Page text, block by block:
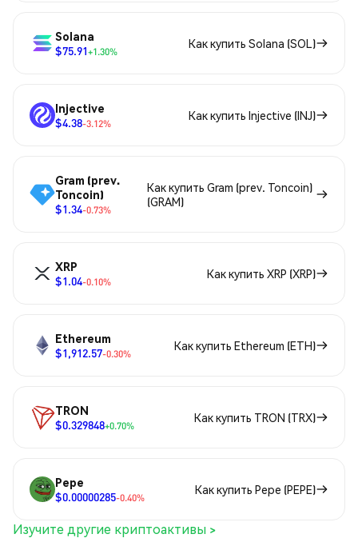
Solana
$75.91+1.30%
Как купить Solana (SOL)
Injective
$4.38-3.12%
Как купить Injective (INJ)
Gram (prev.
Toncoin)
$1.34-0.73%
Как купить Gram (prev. Toncoin)
(GRAM)
XRP
$1.04-0.10%
Как купить XRP (XRP)
Ethereum
$1,912.57-0.30%
Как купить Ethereum (ETH)
TRON
$0.329848+0.70%
Как купить TRON (TRX)
Pepe
$0.00000285-0.40%
Как купить Pepe (PEPE)
Изучите другие криптоактивы >